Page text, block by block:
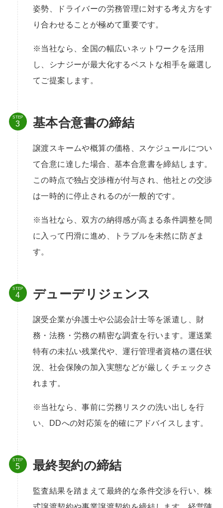
姿勢、ドライバーの労務管理に対する考え方をす
り合わせることが極めて重要です。
※当社なら、全国の幅広いネットワークを活用
し、シナジーが最大化するベストな相手を厳選し
てご提案します。
STEP 基本合意書の締結
譲渡スキームや概算の価格、スケジュールについ
て合意に達した場合、基本合意書を締結します。
この時点で独占交渉権が付与され、他社との交渉
は一時的に停止されるのが一般的です。
※当社なら、双方の納得感が高まる条件調整を間
に入って円滑に進め、トラブルを未然に防ぎま
す。
STEP デューデリジェンス
譲受企業が弁護士や公認会計士等を派遣し、財
務・法務・労務の精密な調査を行います。運送業
特有の未払い残業代や、運行管理者資格の選任状
況、社会保険の加入実態などが厳しくチェックさ
れます。
※当社なら、事前に労務リスクの洗い出しを行
い、DDへの対応策を的確にアドバイスします。
STEP 最終契約の締結
監査結果を踏まえて最終的な条件交渉を行い、株